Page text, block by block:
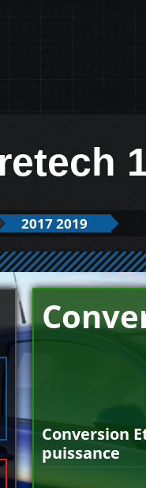
2017 2019
Conversion
puissance